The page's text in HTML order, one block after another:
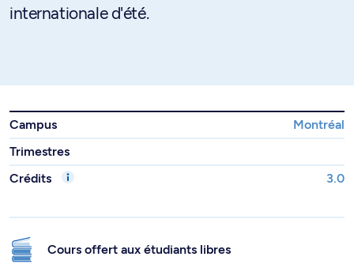
internationale d'été.
Campus
Montréal
Trimestres
Crédits
3.0
Cours offert aux étudiants libres